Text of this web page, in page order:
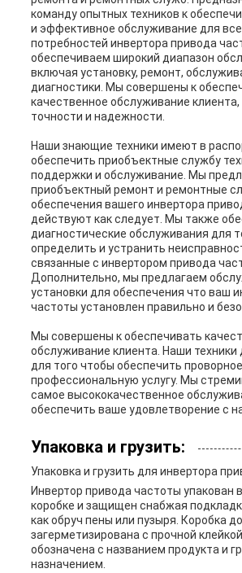
команду опытных техников к
и эффективное обслуживание для
потребностей инвертора привода
обеспечиваем широкий диапазон
включая установку, ремонт,
диагностики. Мы совершены к
качественное обслуживание
точности и надежности.
Наши знающие техники имеют в
обеспечить приобъектные службу
поддержки и обслуживание. Мы
приобъектный ремонт и ремонтные
обеспечения вашего инвертора
действуют как следует. Мы также
диагностические обслуживания для
определить и устранить
связанные с инвертором привода
Дополнительно, мы предлагаем
установки для обеспечения что ваш
частоты установлен правильно и
Мы совершены к обеспечивать
обслуживание клиента. Наши техники
для того чтобы обеспечить
профессиональную услугу. Мы
самое высококачественное
обеспечить ваше удовлетворение с
Упаковка и грузить:
Упаковка и грузить для инвертора
Инвертор привода частоты упакован
коробке и защищен снабжая
как обруч пены или пузыря. Коробка
загерметизирована с прочной
обозначена с названием продукта и
назначением.